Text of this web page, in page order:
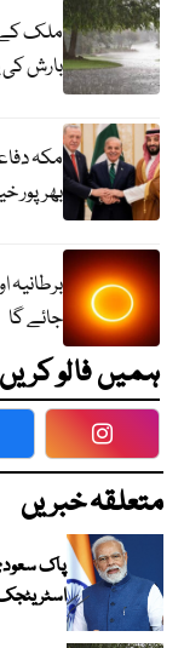
ملک کے
بارش
مکہ
بھرپور
جائے گا
ہمیں فالو کریں
متعلقہ خبریں
پاک